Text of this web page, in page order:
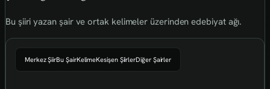
Bu şiiri yazan şair ve ortak kelimeler üzerinden edebiyat ağı.
Merkez ŞiirBu ŞairKelimeKesişen ŞiirlerDiğer Şairler